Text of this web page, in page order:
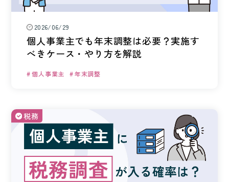
Keycrea KHM Tax & Accounting Co.,Ltd.
CASE
提案事例
COLUMN
コラム
TAX LAW TOPICS
税法トピックス
2026/06/29
個人事業主でも年末調整は必要？実施す
べきケース・やり方を解説
個人事業主 年末調整
税務